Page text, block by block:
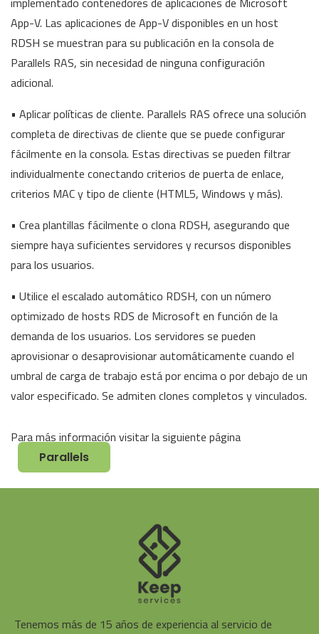
App-V. Las aplicaciones de App-V disponibles en un host
RDSH se muestran para su publicación en la consola de
Parallels RAS, sin necesidad de ninguna configuración
adicional.
• Aplicar políticas de cliente. Parallels RAS ofrece una solución
completa de directivas de cliente que se puede configurar
fácilmente en la consola. Estas directivas se pueden filtrar
individualmente conectando criterios de puerta de enlace,
criterios MAC y tipo de cliente (HTML5, Windows y más).
• Crea plantillas fácilmente o clona RDSH, asegurando que
siempre haya suficientes servidores y recursos disponibles
para los usuarios.
• Utilice el escalado automático RDSH, con un número
optimizado de hosts RDS de Microsoft en función de la
demanda de los usuarios. Los servidores se pueden
aprovisionar o desaprovisionar automáticamente cuando el
umbral de carga de trabajo está por encima o por debajo de un
valor especificado. Se admiten clones completos y vinculados.
Para más información visitar la siguiente página
Parallels
Tenemos más de 15 años de experiencia al servicio de